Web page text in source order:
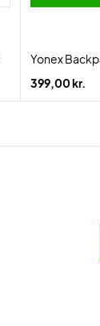
Yonex
399,00 kr.